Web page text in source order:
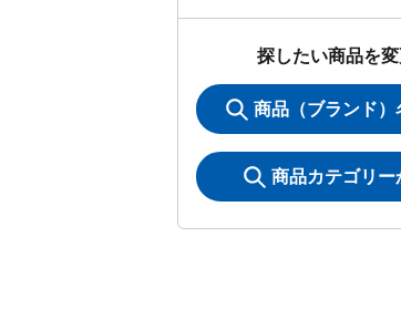
探したい商品を
商品（ブランド）
商品カテゴリー